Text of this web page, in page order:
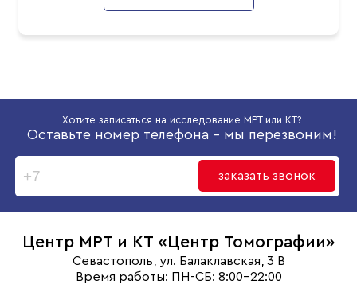
Хотите записаться на исследование МРТ или КТ?
Оставьте номер телефона - мы перезвоним!
заказать звонок
Центр МРТ и КТ «Центр Томографии»
Севастополь, ул. Балаклавская, 3 В
Время работы: ПН-СБ: 8:00-22:00